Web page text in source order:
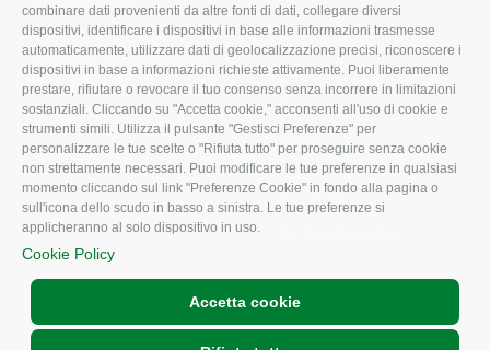
combinare dati provenienti da altre fonti di dati, collegare diversi
dispositivi, identificare i dispositivi in base alle informazioni trasmesse
automaticamente, utilizzare dati di geolocalizzazione precisi, riconoscere i
dispositivi in base a informazioni richieste attivamente. Puoi liberamente
prestare, rifiutare o revocare il tuo consenso senza incorrere in limitazioni
sostanziali. Cliccando su "Accetta cookie," acconsenti all'uso di cookie e
strumenti simili. Utilizza il pulsante "Gestisci Preferenze" per
personalizzare le tue scelte o "Rifiuta tutto" per proseguire senza cookie
non strettamente necessari. Puoi modificare le tue preferenze in qualsiasi
momento cliccando sul link "Preferenze Cookie" in fondo alla pagina o
sull'icona dello scudo in basso a sinistra. Le tue preferenze si
applicheranno al solo dispositivo in uso.
Cookie Policy
Accetta cookie
Whistleblowing
Confagricoltura Rovigo e
Agricoltori srl
Notizie in evidenza
Eventi
Comunicati Stampa
Video
Iscrizione Newsletter
Newsletter